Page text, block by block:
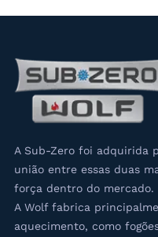
A Sub-Zero foi adquirida
união entre essas duas
força dentro do mercado.
A Wolf fabrica
aquecimento, como